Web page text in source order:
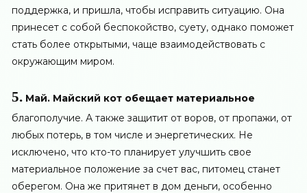
поддержка, и пришла, чтобы исправить ситуацию. Она
принесет с собой беспокойство, суету, однако поможет
стать более открытыми, чаще взаимодействовать с
окружающим миром.
5. Май. Майский кот обещает материальное
благополучие. А также защитит от воров, от пропажи, от
любых потерь, в том числе и энергетических. Не
исключено, что кто-то планирует улучшить свое
материальное положение за счет вас, питомец станет
оберегом. Она же притянет в дом деньги, особенно